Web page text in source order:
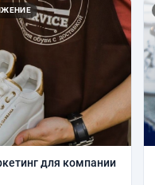
для компании